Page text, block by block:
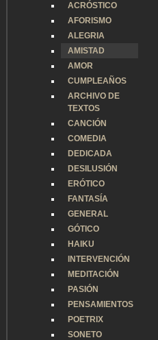
ACRÓSTICO
AFORISMO
ALEGRIA
AMISTAD
AMOR
CUMPLEAÑOS
ARCHIVO DE
TEXTOS
CANCIÓN
COMEDIA
DEDICADA
DESILUSIÓN
ERÓTICO
FANTASÍA
GENERAL
GÓTICO
HAIKU
INTERVENCIÓN
MEDITACIÓN
PASIÓN
PENSAMIENTOS
POETRIX
SONETO